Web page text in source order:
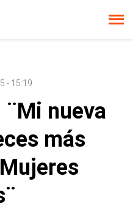
- 15:19
¨Mi nueva
más